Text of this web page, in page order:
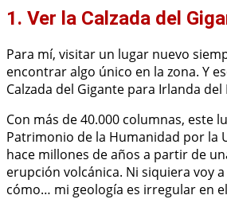
1. Ver la Calzada del
Para mí, visitar un lugar nuevo
encontrar algo único en la zona. Y
Calzada del Gigante para Irlanda del
Con más de 40.000 columnas, este
Patrimonio de la Humanidad por la
hace millones de años a partir de
erupción volcánica. Ni siquiera voy
cómo… mi geología es irregular en